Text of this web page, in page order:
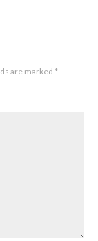
are marked*